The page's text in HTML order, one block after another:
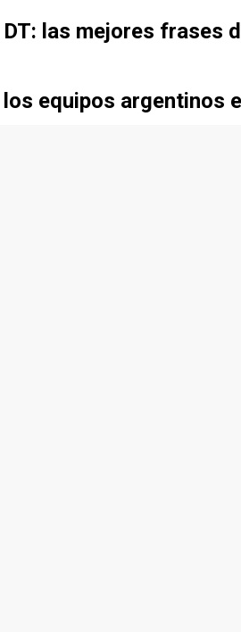
las mejores frases
equipos